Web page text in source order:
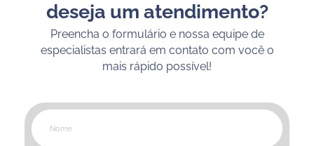
deseja um atendimento?
Preencha o formulário e nossa equipe de
especialistas entrará em contato com você o
mais rápido possível!